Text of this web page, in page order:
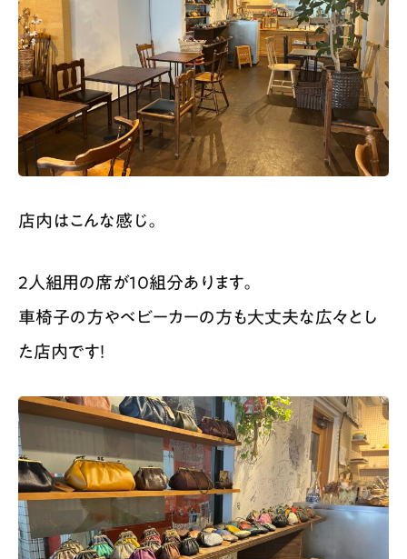
店内はこんな感じ。
2人組用の席が10組分あります。
車椅子の方やベビーカーの方も大丈夫な広々とし
た店内です！